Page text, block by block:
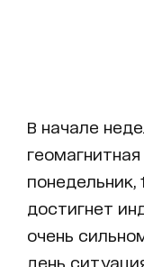
В начале
понедельник,
достигнет
очень
день